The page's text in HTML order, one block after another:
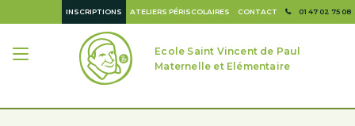
01 47 02 75 08
CONTACT
ATELIERS PÉRISCOLAIRES
INSCRIPTIONS
Ecole Saint Vincent de Paul
Maternelle et Elémentaire